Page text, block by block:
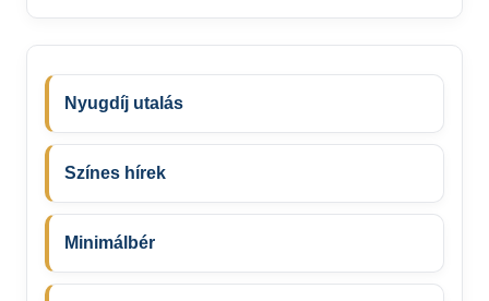
Nyugdíj utalás
Színes hírek
Minimálbér